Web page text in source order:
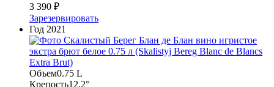
3 390 ₽
Зарезервировать
Год 2021
Объем0.75 L
Крепость12.2°